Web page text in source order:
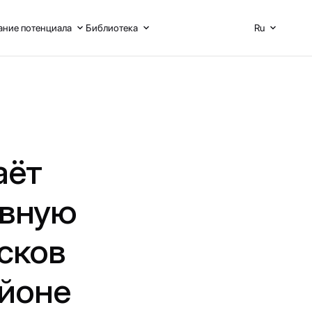
потенциала Библиотека Ru